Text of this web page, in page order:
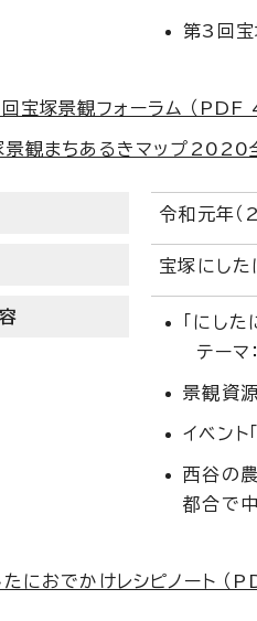
第3回宝
宝塚景観フォーラム （
景観まちあるきマップ
令和元年（
宝塚にした
「にし
テーマ
景観資
イベント
西谷の
都合で中
たにおでかけレシピノート